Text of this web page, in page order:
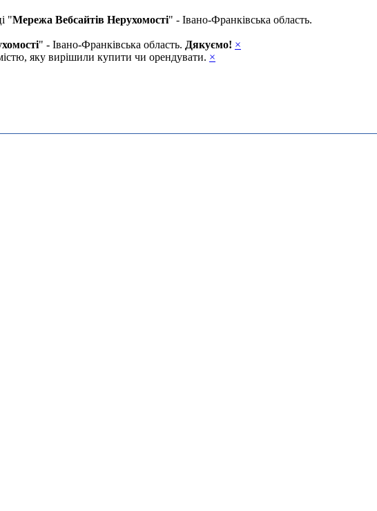
"Мережа Вебсайтів Нерухомості" - Івано-Франківська область.
" - Івано-Франківська область. Дякуємо! ×
яку вирішили купити чи орендувати. ×